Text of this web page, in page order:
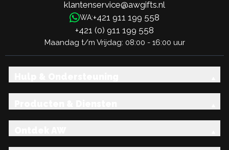
klantenservice@awgifts.nl
WA:+421 911 199 558
+421 (0) 911 199 558
Maandag t/m Vrijdag: 08:00 - 16:00 uur